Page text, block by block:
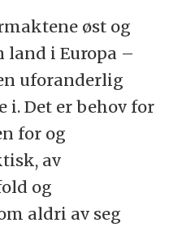
øst og
land i Europa –
uforanderlig
Det er behov for
for og
av
og
aldri av seg